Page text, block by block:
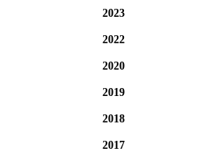
2023
2022
2020
2019
2018
2017